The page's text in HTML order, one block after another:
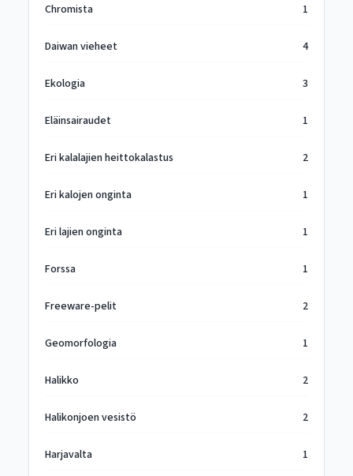
Chromista 1
Daiwan vieheet 4
Ekologia 3
Eläinsairaudet 1
Eri kalalajien heittokalastus 2
Eri kalojen onginta 1
Eri lajien onginta 1
Forssa 1
Freeware-pelit 2
Geomorfologia 1
Halikko 2
Halikonjoen vesistö 2
Harjavalta 1